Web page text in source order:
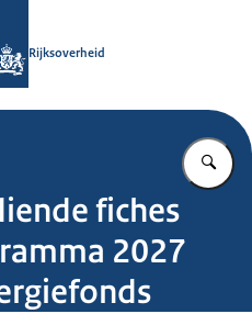
Rijksoverheid
fiches
2027